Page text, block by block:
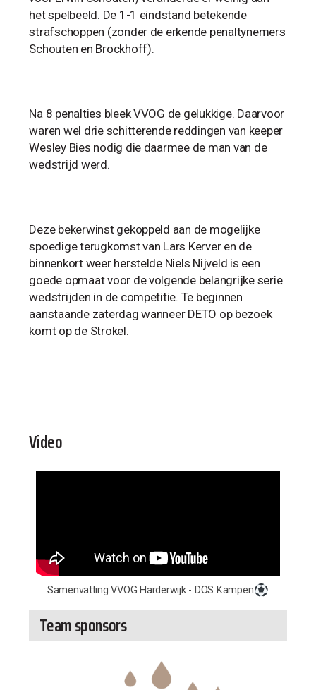
het spelbeeld. De 1-1 eindstand betekende
strafschoppen (zonder de erkende penaltynemers
Schouten en Brockhoff).
Na 8 penalties bleek VVOG de gelukkige. Daarvoor
waren wel drie schitterende reddingen van keeper
Wesley Bies nodig die daarmee de man van de
wedstrijd werd.
Deze bekerwinst gekoppeld aan de mogelijke
spoedige terugkomst van Lars Kerver en de
binnenkort weer herstelde Niels Nijveld is een
goede opmaat voor de volgende belangrijke serie
wedstrijden in de competitie. Te beginnen
aanstaande zaterdag wanneer DETO op bezoek
komt op de Strokel.
Video
Samenvatting VVOG Harderwijk - DOS Kampen
Team sponsors